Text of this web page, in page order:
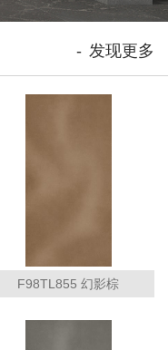
- 发现更多
F98TL855 幻影棕